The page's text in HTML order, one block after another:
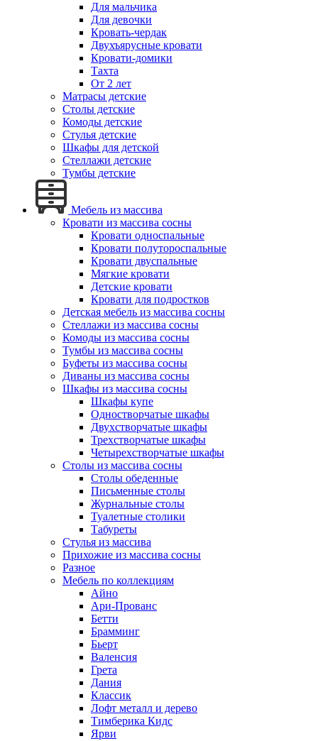
Для мальчика
Для девочки
Кровать-чердак
Двухъярусные кровати
Кровати-домики
Тахта
От 2 лет
Матрасы детские
Столы детские
Комоды детские
Стулья детские
Шкафы для детской
Стеллажи детские
Тумбы детские
Мебель из массива
Кровати из массива сосны
Кровати односпальные
Кровати полутороспальные
Кровати двуспальные
Мягкие кровати
Детские кровати
Кровати для подростков
Детская мебель из массива сосны
Стеллажи из массива сосны
Комоды из массива сосны
Тумбы из массива сосны
Буфеты из массива сосны
Диваны из массива сосны
Шкафы из массива сосны
Шкафы купе
Одностворчатые шкафы
Двухстворчатые шкафы
Трехстворчатые шкафы
Четырехстворчатые шкафы
Столы из массива сосны
Столы обеденные
Письменные столы
Журнальные столы
Туалетные столики
Табуреты
Стулья из массива
Прихожие из массива сосны
Разное
Мебель по коллекциям
Айно
Ари-Прованс
Бетти
Брамминг
Бьерт
Валенсия
Грета
Дания
Классик
Лофт металл и дерево
Тимберика Кидс
Ярви